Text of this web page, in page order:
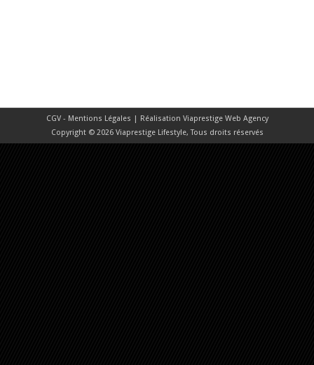
CGV - Mentions Légales | Réalisation Viaprestige Web Agency
Copyright © 2026 Viaprestige Lifestyle, Tous droits réservés